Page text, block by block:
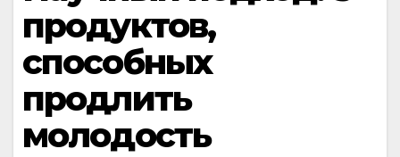
продуктов,
способных
продлить
молодость